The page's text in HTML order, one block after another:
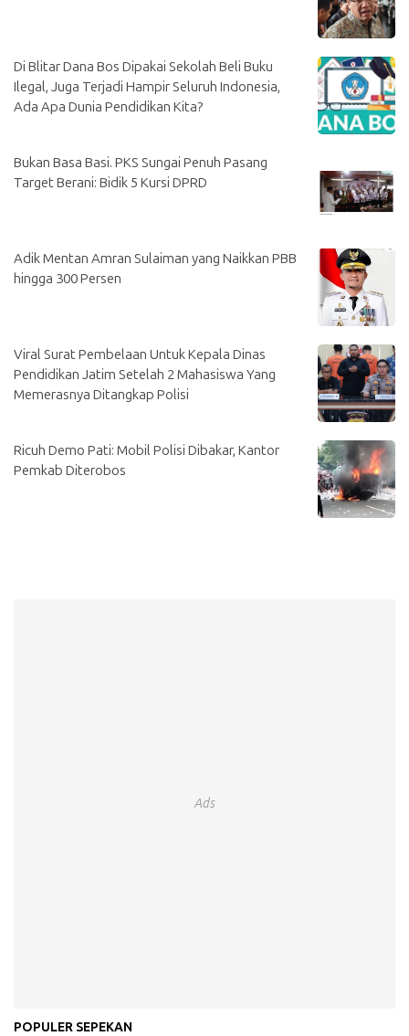
Di Blitar Dana Bos Dipakai Sekolah Beli Buku
Ilegal, Juga Terjadi Hampir Seluruh Indonesia,
Ada Apa Dunia Pendidikan Kita?
Bukan Basa Basi. PKS Sungai Penuh Pasang
Target Berani: Bidik 5 Kursi DPRD
Adik Mentan Amran Sulaiman yang Naikkan PBB
hingga 300 Persen
Viral Surat Pembelaan Untuk Kepala Dinas
Pendidikan Jatim Setelah 2 Mahasiswa Yang
Memerasnya Ditangkap Polisi
Ricuh Demo Pati: Mobil Polisi Dibakar, Kantor
Pemkab Diterobos
Ads
POPULER SEPEKAN